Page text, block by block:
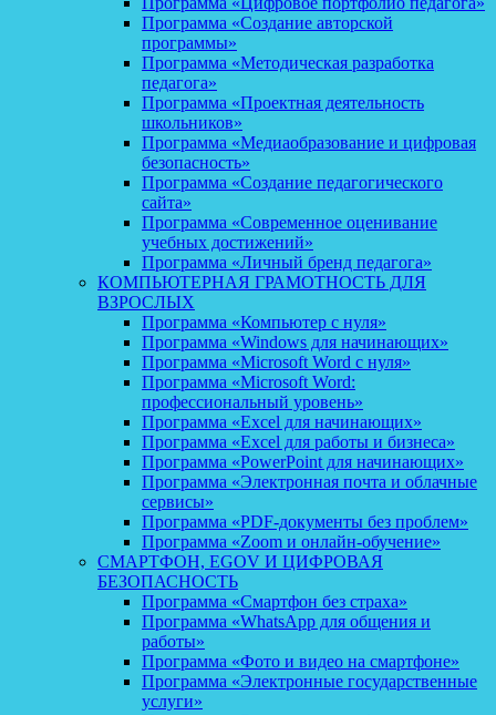
Программа «Создание авторской
программы»
Программа «Методическая разработка
педагога»
Программа «Проектная деятельность
школьников»
Программа «Медиаобразование и цифровая
безопасность»
Программа «Создание педагогического
сайта»
Программа «Современное оценивание
учебных достижений»
Программа «Личный бренд педагога»
КОМПЬЮТЕРНАЯ ГРАМОТНОСТЬ ДЛЯ
ВЗРОСЛЫХ
Программа «Компьютер с нуля»
Программа «Windows для начинающих»
Программа «Microsoft Word с нуля»
Программа «Microsoft Word:
профессиональный уровень»
Программа «Excel для начинающих»
Программа «Excel для работы и бизнеса»
Программа «PowerPoint для начинающих»
Программа «Электронная почта и облачные
сервисы»
Программа «PDF-документы без проблем»
Программа «Zoom и онлайн-обучение»
СМАРТФОН, EGOV И ЦИФРОВАЯ
БЕЗОПАСНОСТЬ
Программа «Смартфон без страха»
Программа «WhatsApp для общения и
работы»
Программа «Фото и видео на смартфоне»
Программа «Электронные государственные
услуги»